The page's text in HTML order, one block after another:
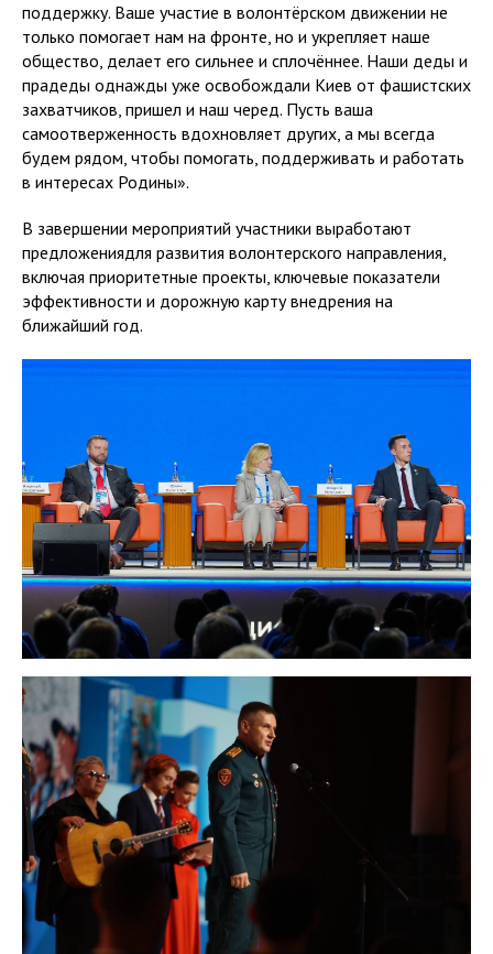
поддержку. Ваше участие в волонтёрском движении не
только помогает нам на фронте, но и укрепляет наше
общество, делает его сильнее и сплочённее. Наши деды и
прадеды однажды уже освобождали Киев от фашистских
захватчиков, пришел и наш черед. Пусть ваша
самоотверженность вдохновляет других, а мы всегда
будем рядом, чтобы помогать, поддерживать и работать
в интересах Родины».
В завершении мероприятий участники выработают
предложениядля развития волонтерского направления,
включая приоритетные проекты, ключевые показатели
эффективности и дорожную карту внедрения на
ближайший год.